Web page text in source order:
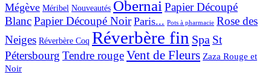
Mégève Méribel Nouveautés ObernaiPapier Découpé
BlancPapier Découpé Noir Paris... Pots à pharmacie Rose des
Neiges Réverbère Coq Réverbère fin Spa St
Pétersbourg Tendre rougeVent de Fleurs Zaza Rouge et
Noir